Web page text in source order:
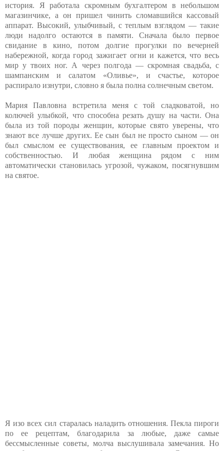
история. Я работала скромным бухгалтером в небольшом
магазинчике, а он пришел чинить сломавшийся кассовый
аппарат. Высокий, улыбчивый, с теплым взглядом — такие
люди надолго остаются в памяти. Сначала было первое
свидание в кино, потом долгие прогулки по вечерней
набережной, когда город зажигает огни и кажется, что весь
мир у твоих ног. А через полгода — скромная свадьба, с
шампанским и салатом «Оливье», и счастье, которое
распирало изнутри, словно я была полна солнечным светом.
Мария Павловна встретила меня с той сладковатой, но
колючей улыбкой, что способна резать душу на части. Она
была из той породы женщин, которые свято уверены, что
знают все лучше других. Ее сын был не просто сыном — он
был смыслом ее существования, ее главным проектом и
собственностью. И любая женщина рядом с ним
автоматически становилась угрозой, чужаком, посягнувшим
на святое.
Я изо всех сил старалась наладить отношения. Пекла пироги
по ее рецептам, благодарила за любые, даже самые
бессмысленные советы, молча выслушивала замечания. Но